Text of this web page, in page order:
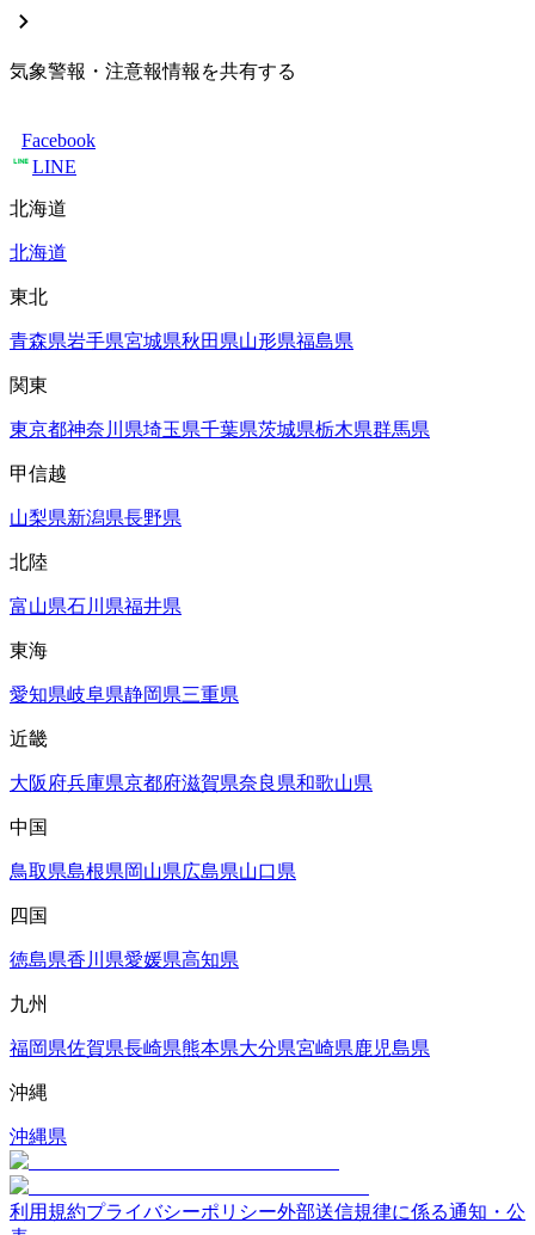
気象警報・注意報情報を共有する
Facebook
LINE
北海道
北海道
東北
青森県岩手県宮城県秋田県山形県福島県
関東
東京都神奈川県埼玉県千葉県茨城県栃木県群馬県
甲信越
山梨県新潟県長野県
北陸
富山県石川県福井県
東海
愛知県岐阜県静岡県三重県
近畿
大阪府兵庫県京都府滋賀県奈良県和歌山県
中国
鳥取県島根県岡山県広島県山口県
四国
徳島県香川県愛媛県高知県
九州
福岡県佐賀県長崎県熊本県大分県宮崎県鹿児島県
沖縄
沖縄県
利用規約プライバシーポリシー外部送信規律に係る通知・公